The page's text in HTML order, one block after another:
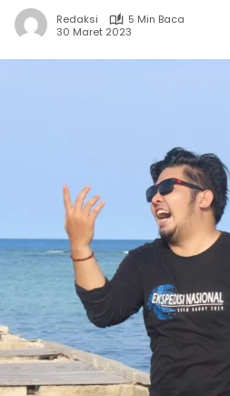
Redaksi
5 Min Baca
30 Maret 2023